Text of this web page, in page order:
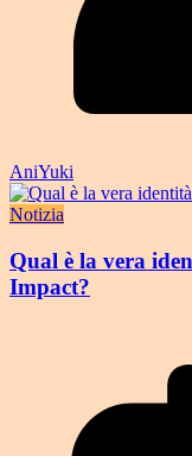
AniYuki
Notizia
Qual è la vera
Impact?